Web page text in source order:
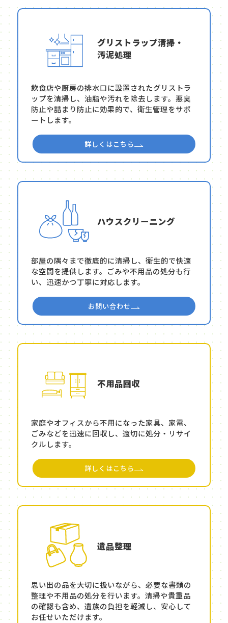
グリストラップ清掃・
汚泥処理
飲食店や厨房の排水口に設置されたグリストラ
ップを清掃し、油脂や汚れを除去します。悪臭
防止や詰まり防止に効果的で、衛生管理をサポ
ートします。
詳しくはこちら
ハウスクリーニング
部屋の隅々まで徹底的に清掃し、衛生的で快適
な空間を提供します。ごみや不用品の処分も行
い、迅速かつ丁寧に対応します。
お問い合わせ
不用品回収
家庭やオフィスから不用になった家具、家電、
ごみなどを迅速に回収し、適切に処分・リサイ
クルします。
詳しくはこちら
遺品整理
思い出の品を大切に扱いながら、必要な書類の
整理や不用品の処分を行います。清掃や貴重品
の確認も含め、遺族の負担を軽減し、安心して
お任せいただけます。